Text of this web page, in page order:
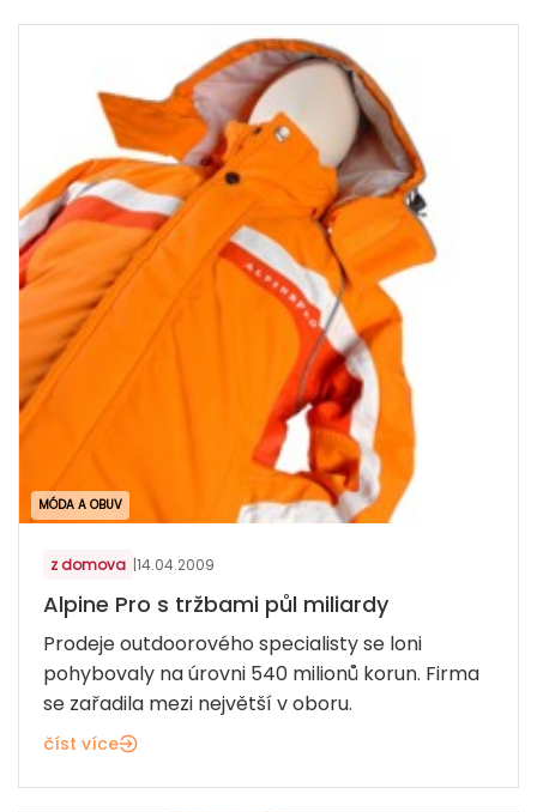
MÓDA A OBUV
z domova |14.04.2009
Alpine Pro s tržbami půl miliardy
Prodeje outdoorového specialisty se loni
pohybovaly na úrovni 540 milionů korun. Firma
se zařadila mezi největší v oboru.
číst více